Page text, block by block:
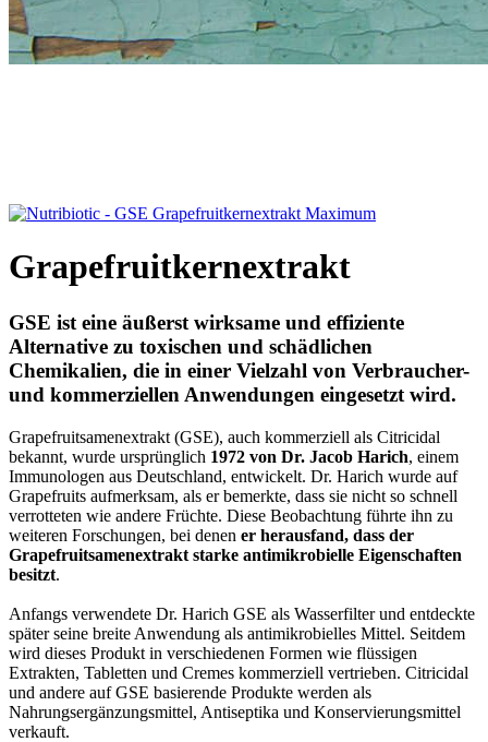
Grapefruitkernextrakt
GSE ist eine äußerst wirksame und effiziente
Alternative zu toxischen und schädlichen
Chemikalien, die in einer Vielzahl von Verbraucher-
und kommerziellen Anwendungen eingesetzt wird.
Grapefruitsamenextrakt (GSE), auch kommerziell als Citricidal
bekannt, wurde ursprünglich 1972 von Dr. Jacob Harich, einem
Immunologen aus Deutschland, entwickelt. Dr. Harich wurde auf
Grapefruits aufmerksam, als er bemerkte, dass sie nicht so schnell
verrotteten wie andere Früchte. Diese Beobachtung führte ihn zu
weiteren Forschungen, bei denen er herausfand, dass der
Grapefruitsamenextrakt starke antimikrobielle Eigenschaften
besitzt.
Anfangs verwendete Dr. Harich GSE als Wasserfilter und entdeckte
später seine breite Anwendung als antimikrobielles Mittel. Seitdem
wird dieses Produkt in verschiedenen Formen wie flüssigen
Extrakten, Tabletten und Cremes kommerziell vertrieben. Citricidal
und andere auf GSE basierende Produkte werden als
Nahrungsergänzungsmittel, Antiseptika und Konservierungsmittel
verkauft.